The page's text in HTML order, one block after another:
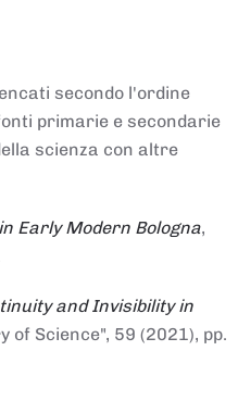
secondo l'ordine
primarie e secondarie
scienza con altre
Early Modern Bologna,
and Invisibility in
of Science", 59 (2021), pp.